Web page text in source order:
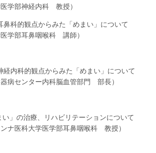
学部神経内科 教授）
鼻科的観点からみた「めまい」について
部耳鼻咽喉科 講師）
経内科的観点からみた「めまい」について
病センター内科脳血管部門 部長）
い」の治療、リハビリテーションについて
医科大学医学部耳鼻咽喉科 教授）